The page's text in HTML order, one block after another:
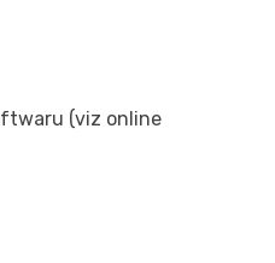
(viz online